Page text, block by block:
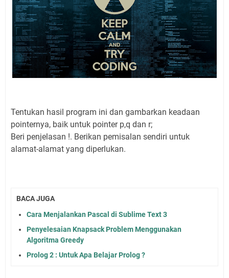
Tentukan hasil program ini dan gambarkan keadaan
pointernya, baik untuk pointer p,q dan r;
Beri penjelasan !. Berikan pemisalan sendiri untuk
alamat-alamat yang diperlukan.
BACA JUGA
Cara Menjalankan Pascal di Sublime Text 3
Penyelesaian Knapsack Problem Menggunakan
Algoritma Greedy
Prolog 2 : Untuk Apa Belajar Prolog ?